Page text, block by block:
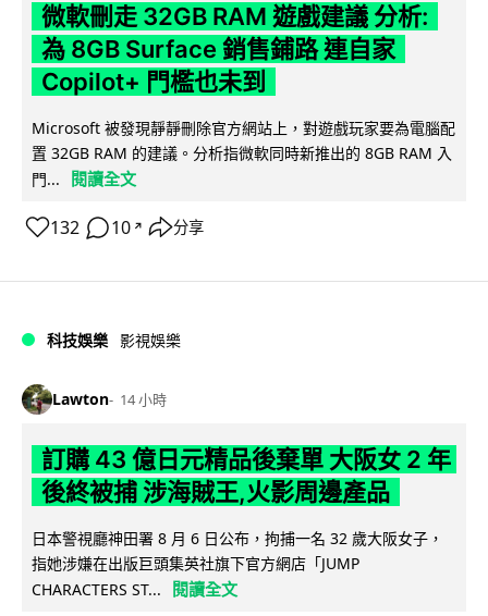
微軟刪走 32GB RAM 遊戲建議 分析:
為 8GB Surface 銷售鋪路 連自家
Copilot+ 門檻也未到
Microsoft 被發現靜靜刪除官方網站上，對遊戲玩家要為電腦配
置 32GB RAM 的建議。分析指微軟同時新推出的 8GB RAM 入
門...
閱讀全文
132 10 ↗ 分享
科技娛樂 影視娛樂
Lawton 14 小時
訂購 43 億日元精品後棄單 大阪女 2 年
後終被捕 涉海賊王,火影周邊產品
日本警視廳神田署 8 月 6 日公布，拘捕一名 32 歲大阪女子，
指她涉嫌在出版巨頭集英社旗下官方網店「JUMP
CHARACTERS ST...
閱讀全文